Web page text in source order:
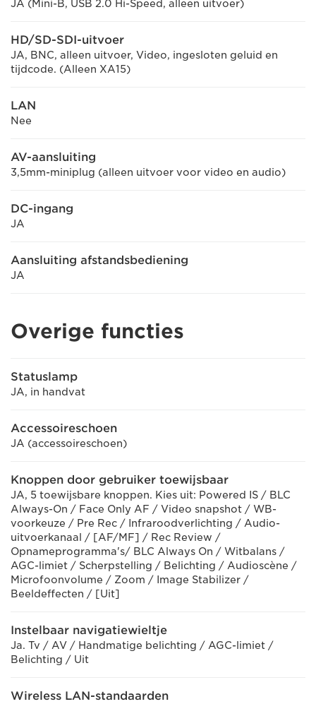
JA (Mini-B, USB 2.0 Hi-Speed, alleen uitvoer)
HD/SD-SDI-uitvoer
JA, BNC, alleen uitvoer, Video, ingesloten geluid en
tijdcode. (Alleen XA15)
LAN
Nee
AV-aansluiting
3,5mm-miniplug (alleen uitvoer voor video en audio)
DC-ingang
JA
Aansluiting afstandsbediening
JA
Overige functies
Statuslamp
JA, in handvat
Accessoireschoen
JA (accessoireschoen)
Knoppen door gebruiker toewijsbaar
JA, 5 toewijsbare knoppen. Kies uit: Powered IS / BLC
Always-On / Face Only AF / Video snapshot / WB-
voorkeuze / Pre Rec / Infraroodverlichting / Audio-
uitvoerkanaal / [AF/MF] / Rec Review /
Opnameprogramma's/ BLC Always On / Witbalans /
AGC-limiet / Scherpstelling / Belichting / Audioscène /
Microfoonvolume / Zoom / Image Stabilizer /
Beeldeffecten / [Uit]
Instelbaar navigatiewieltje
Ja. Tv / AV / Handmatige belichting / AGC-limiet /
Belichting / Uit
Wireless LAN-standaarden